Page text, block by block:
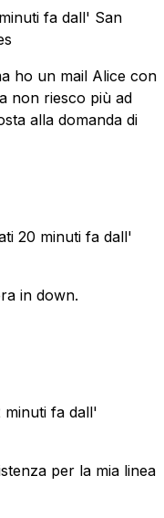
fa dall' San
ho un mail Alice con
non riesco più ad
alla domanda di
20 minuti fa dall'
in down.
minuti fa dall'
per la mia linea